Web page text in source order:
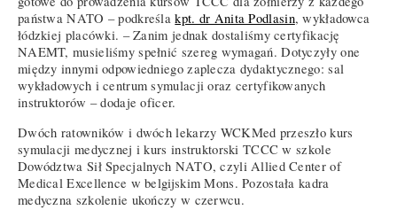
państwa NATO – podkreślakpt. dr Anita Podlasin, wykładowca
łódzkiej placówki. – Zanim jednak dostaliśmy certyfikację
NAEMT, musieliśmy spełnić szereg wymagań. Dotyczyły one
między innymi odpowiedniego zaplecza dydaktycznego: sal
wykładowych i centrum symulacji oraz certyfikowanych
instruktorów – dodaje oficer.
Dwóch ratowników i dwóch lekarzy WCKMed przeszło kurs
symulacji medycznej i kurs instruktorski TCCC w szkole
Dowództwa Sił Specjalnych NATO, czyli Allied Center of
Medical Excellence w belgijskim Mons. Pozostała kadra
medyczna szkolenie ukończy w czerwcu.